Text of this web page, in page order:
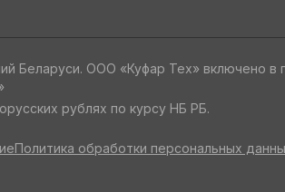
Беларуси. ООО «Куфар Тех» включено в
рублях по курсу НБ РБ.
Политика обработки персональных